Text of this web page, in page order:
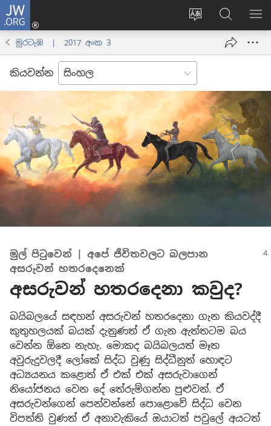
JW.ORG
Change
language
ලොගින්
(opens
JW.ORG
වෙබ්
අඩවියෙන්
මුරටැඹ | 2017 අංක 3
කියවන්න
මුල් පිටුවෙන් | අපේ ජීවිතවලට බලපාන
අසරුවන් හතරදෙනෙක්
අසරුවන් හතරදෙනා කවුද?
බයිබලයේ සඳහන් අසරුවන් හතරදෙනා ගැන කියවද්දී
කුතුහලයක් බයක් දැනුණත් ඒ ගැන ඇත්තටම බය
වෙන්න ඕනෙ නැහැ. මොකද බයිබලයත් මෑත
අවුරුදුවලදී ලෝකේ සිද්ධ වුණු සිද්ධීනුත් හොඳට
අධ්‍යයනය කළොත් ඒ එක් එක් අසරුවාගෙන්
නියෝජනය වෙන දේ තේරුම්ගන්න පුළුවන්. ඒ
අසරුවන්ගෙන් පෙන්වන්නේ පොළොවේ සිද්ධ වෙන
විපත්ති වුණත් ඒ අනාවැකියේ ඔයාටත් පවුලේ අයටත්